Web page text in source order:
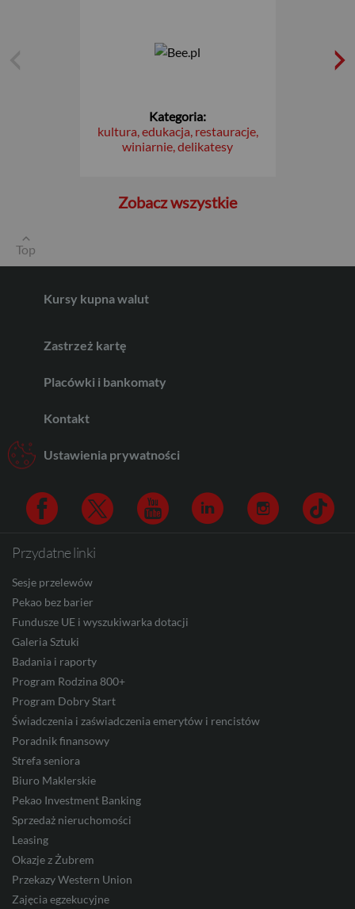
Kategoria:
kultura, edukacja, restauracje,
winiarnie, delikatesy
Top
Zobacz wszystkie
Kursy kupna walut
CAD
Zastrzeż kartę
Placówki i bankomaty
Kontakt
Ustawienia prywatności
Facebook
Przydatne linki
Sesje przelewów
Pekao bez barier
Fundusze UE i wyszukiwarka dotacji
Galeria Sztuki
Badania i raporty
Program Rodzina 800+
Program Dobry Start
Świadczenia i zaświadczenia emerytów i rencistów
Poradnik finansowy
Strefa seniora
Biuro Maklerskie
Pekao Investment Banking
Sprzedaż nieruchomości
Leasing
Okazje z Żubrem
Przekazy Western Union
Zajęcia egzekucyjne